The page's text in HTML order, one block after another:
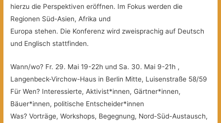
hierzu die Perspektiven eröffnen. Im Fokus werden die
Regionen Süd-Asien, Afrika und
Europa stehen. Die Konferenz wird zweisprachig auf Deutsch
und Englisch stattfinden.
Wann/wo? Fr. 29. Mai 19-22h und Sa. 30. Mai 9-21h ,
Langenbeck-Virchow-Haus in Berlin Mitte, Luisenstraße 58/59
Für Wen? Interessierte, Aktivist*innen, Gärtner*innen,
Bäuer*innen, politische Entscheider*innen
Was? Vorträge, Workshops, Begegnung, Nord-Süd-Austausch,